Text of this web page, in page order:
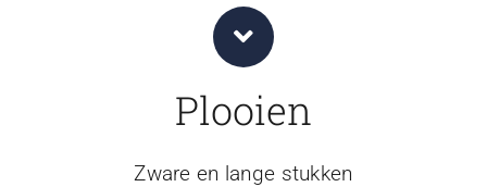
Plooien
Zware en lange stukken